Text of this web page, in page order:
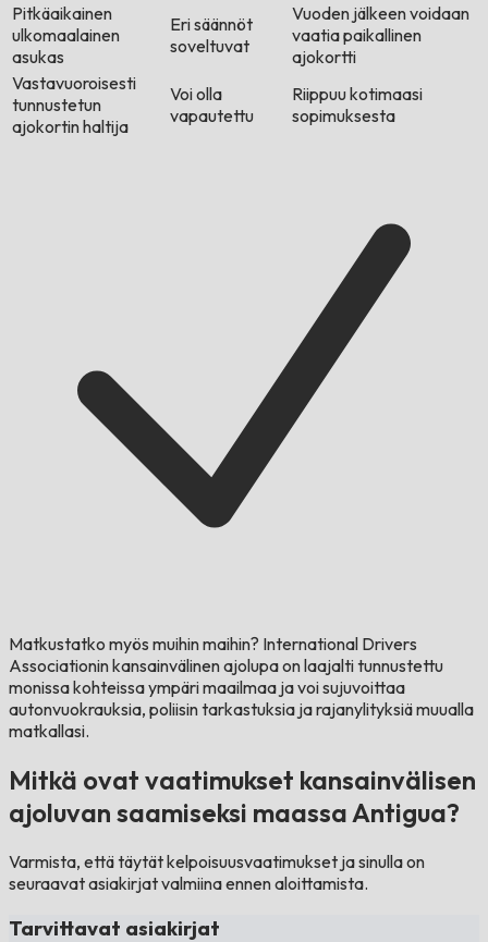
Pitkäaikainen
ulkomaalainen
asukas
Eri säännöt
soveltuvat
Vuoden jälkeen voidaan
vaatia paikallinen
ajokortti
Vastavuoroisesti
tunnustetun
ajokortin haltija
Voi olla
vapautettu
Riippuu kotimaasi
sopimuksesta
Matkustatko myös muihin maihin? International Drivers
Associationin kansainvälinen ajolupa on laajalti tunnustettu
monissa kohteissa ympäri maailmaa ja voi sujuvoittaa
autonvuokrauksia, poliisin tarkastuksia ja rajanylityksiä muualla
matkallasi.
Mitkä ovat vaatimukset kansainvälisen
ajoluvan saamiseksi maassa Antigua?
Varmista, että täytät kelpoisuusvaatimukset ja sinulla on
seuraavat asiakirjat valmiina ennen aloittamista.
Tarvittavat asiakirjat